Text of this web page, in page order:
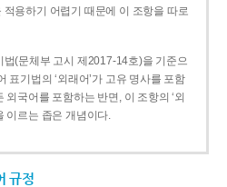
용하기 어렵기 때문에 이 조항을 따로
(문체부 고시 제2017-14호)을 기준으
표기법의 ‘외래어’가 고유 명사를 포함
국어를 포함하는 반면, 이 조항의 ‘외
이르는 좁은 개념이다.
규정